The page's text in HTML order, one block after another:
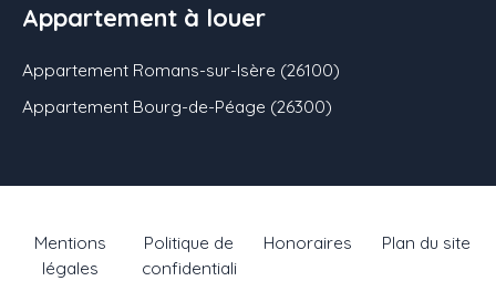
Appartement à louer
Appartement Romans-sur-Isère (26100)
Appartement Bourg-de-Péage (26300)
Mentions
légales
Politique de
confidentiali
Honoraires Plan du site